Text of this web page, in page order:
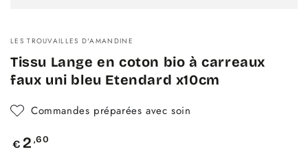
LES TROUVAILLES D'AMANDINE
Tissu Lange en coton bio à carreaux
faux uni bleu Etendard x10cm
Commandes préparées avec soin
Prix
€ 2 ,60